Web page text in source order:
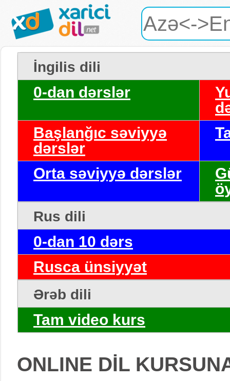
İngilis dili
0-dan dərslər
Başlanğıc səviyyə
dərslər
Orta səviyyə dərslər
Rus dili
0-dan 10 dərs
Rusca ünsiyyət
Ərəb dili
Tam video kurs
ONLINE DİL